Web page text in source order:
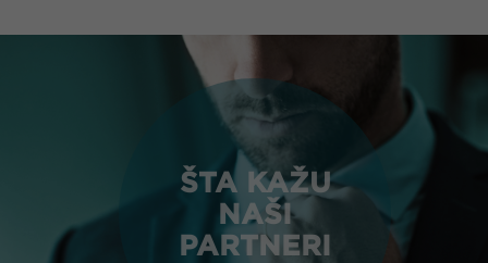
ŠTA KAŽU
NAŠI
PARTNERI